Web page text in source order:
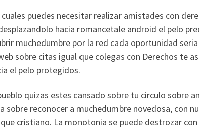
puedes necesitar realizar amistades con
hacia romancetale android el pelo
muchedumbre por la red cada oportunidad
sobre citas igual que colegas con Derechos te
el pelo protegidos.
quizas estes cansado sobre tu circulo sobre
sobre reconocer a muchedumbre novedosa, con
cristiano. La monotonia se puede destrozar